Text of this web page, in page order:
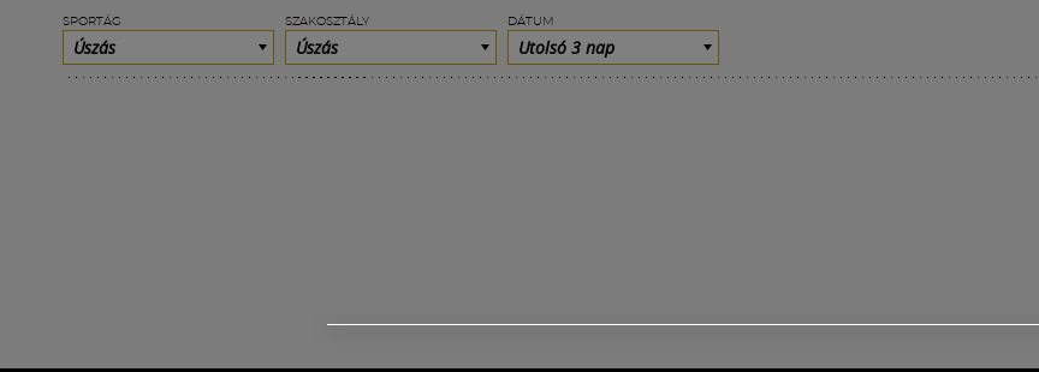
SPORTÁG
Úszás
SZAKOSZTÁLY
Úszás
DÁTUM
Utolsó 3 nap